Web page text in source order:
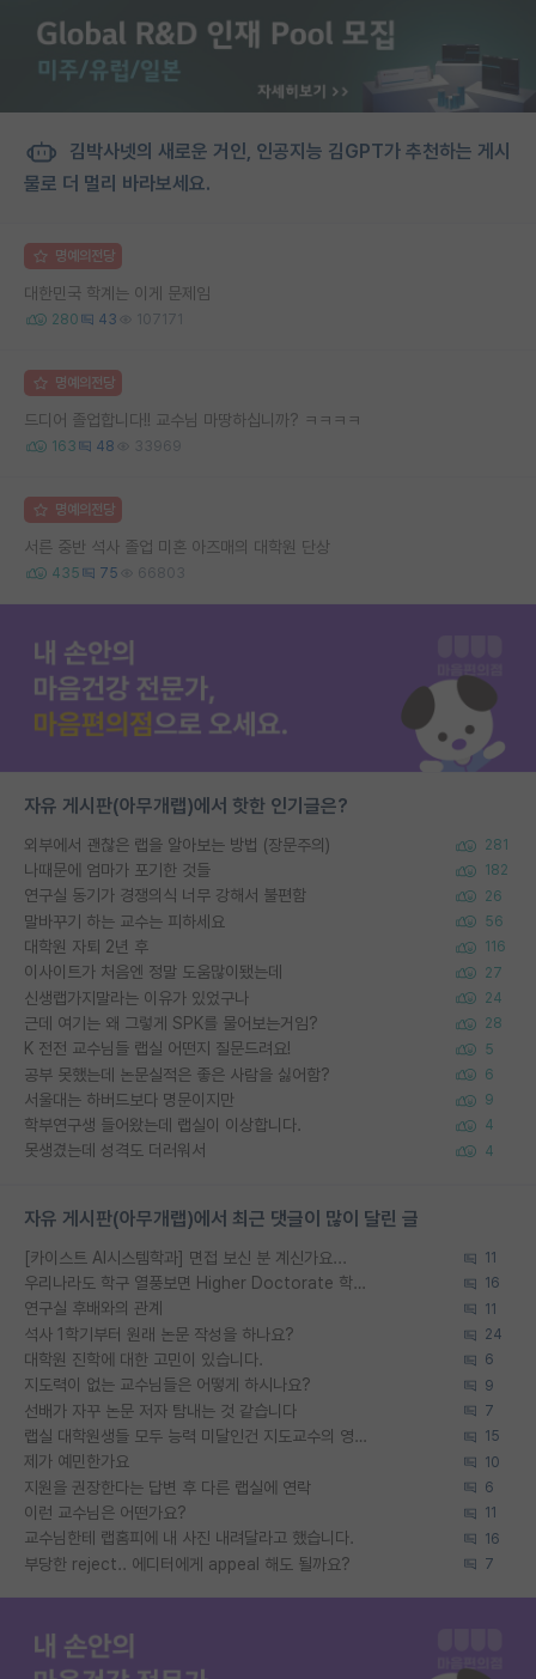
김박사넷의 새로운 거인, 인공지능 김GPT가 추천하는 게시
물로 더 멀리 바라보세요.
명예의전당
대한민국 학계는 이게 문제임
280 43 107171
명예의전당
드디어 졸업합니다!! 교수님 마땅하십니까? ㅋㅋㅋㅋ
163 48 33969
명예의전당
서른 중반 석사 졸업 미혼 아즈매의 대학원 단상
435 75 66803
자유 게시판(아무개랩)에서 핫한 인기글은?
외부에서 괜찮은 랩을 알아보는 방법 (장문주의) 281
나때문에 엄마가 포기한 것들 182
연구실 동기가 경쟁의식 너무 강해서 불편함 26
말바꾸기 하는 교수는 피하세요 56
대학원 자퇴 2년 후 116
이사이트가 처음엔 정말 도움많이됐는데 27
신생랩가지말라는 이유가 있었구나 24
근데 여기는 왜 그렇게 SPK를 물어보는거임? 28
K 전전 교수님들 랩실 어떤지 질문드려요! 5
공부 못했는데 논문실적은 좋은 사람을 싫어함? 6
서울대는 하버드보다 명문이지만 9
학부연구생 들어왔는데 랩실이 이상합니다. 4
못생겼는데 성격도 더러워서 4
자유 게시판(아무개랩)에서 최근 댓글이 많이 달린 글
[카이스트 AI시스템학과] 면접 보신 분 계신가요... 11
우리나라도 학구 열풍보면 Higher Doctorate 학위가 필요하다고 봅니다. 16
연구실 후배와의 관계 11
석사 1학기부터 원래 논문 작성을 하나요? 24
대학원 진학에 대한 고민이 있습니다. 6
지도력이 없는 교수님들은 어떻게 하시나요? 9
선배가 자꾸 논문 저자 탐내는 것 같습니다 7
랩실 대학원생들 모두 능력 미달인건 지도교수의 영향 아닌가? 15
제가 예민한가요 10
지원을 권장한다는 답변 후 다른 랩실에 연락 6
이런 교수님은 어떤가요? 11
교수님한테 랩홈피에 내 사진 내려달라고 했습니다. 16
부당한 reject.. 에디터에게 appeal 해도 될까요? 7